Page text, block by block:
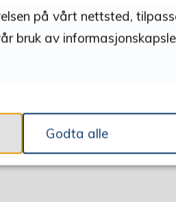
Del på Facebook
Del på Twitter
Del på LinkedIn
Tips en venn
på vårt nettsted,
bruk av
Godta alle